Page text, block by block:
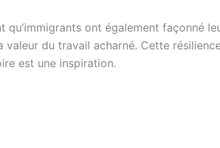
ont également façonné
du travail acharné. Cette
est une inspiration.